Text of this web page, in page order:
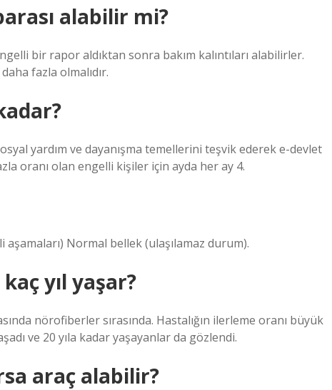
alabilir mi?
bir rapor aldıktan sonra bakım kalıntıları alabilirler.
fazla olmalıdır.
yardım ve dayanışma temellerini teşvik ederek e-devlet
oranı olan engelli kişiler için ayda her ay 4.
aşamaları) Normal bellek (ulaşılamaz durum).
yıl yaşar?
nörofiberler sırasında. Hastalığın ilerleme oranı büyük
ve 20 yıla kadar yaşayanlar da gözlendi.
araç alabilir?